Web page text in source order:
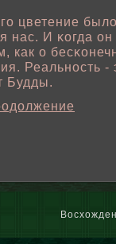
цветение
нас. И κогда
как о
Реальность
Будды.